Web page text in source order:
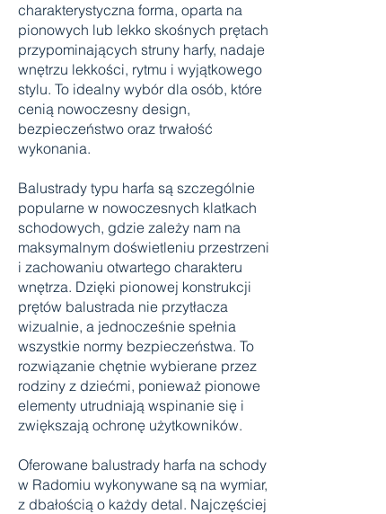
charakterystyczna forma, oparta na
pionowych lub lekko skośnych prętach
przypominających struny harfy, nadaje
wnętrzu lekkości, rytmu i wyjątkowego
stylu. To idealny wybór dla osób, które
cenią nowoczesny design,
bezpieczeństwo oraz trwałość
wykonania.
Balustrady typu harfa są szczególnie
popularne w nowoczesnych klatkach
schodowych, gdzie zależy nam na
maksymalnym doświetleniu przestrzeni
i zachowaniu otwartego charakteru
wnętrza. Dzięki pionowej konstrukcji
prętów balustrada nie przytłacza
wizualnie, a jednocześnie spełnia
wszystkie normy bezpieczeństwa. To
rozwiązanie chętnie wybierane przez
rodziny z dziećmi, ponieważ pionowe
elementy utrudniają wspinanie się i
zwiększają ochronę użytkowników.
Oferowane balustrady harfa na schody
w Radomiu wykonywane są na wymiar,
z dbałością o każdy detal. Najczęściej